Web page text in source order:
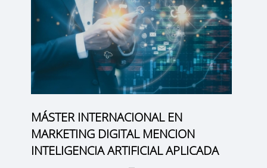
MÁSTER INTERNACIONAL EN
MARKETING DIGITAL MENCION
INTELIGENCIA ARTIFICIAL APLICADA